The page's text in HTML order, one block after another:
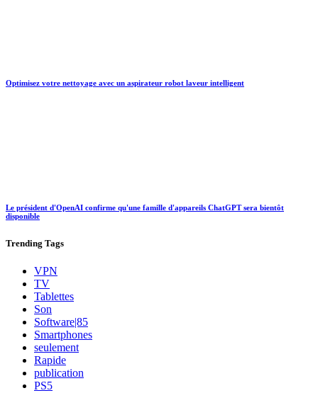
Optimisez votre nettoyage avec un aspirateur robot laveur intelligent
Le président d'OpenAI confirme qu'une famille d'appareils ChatGPT sera bientôt
disponible
Trending Tags
VPN
TV
Tablettes
Son
Software|85
Smartphones
seulement
Rapide
publication
PS5